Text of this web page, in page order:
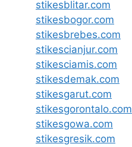
stikesblitar.com
stikesbogor.com
stikesbrebes.com
stikescianjur.com
stikesciamis.com
stikesdemak.com
stikesgarut.com
stikesgorontalo.com
stikesgowa.com
stikesgresik.com